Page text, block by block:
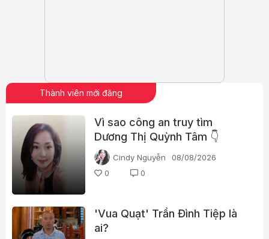
Thành viên mới đăng
Vì sao công an truy tìm
Dương Thị Quỳnh Tâm 👇
Cindy Nguyễn
08/08/2026
0
0
'Vua Quạt' Trần Đình Tiệp là
ai?